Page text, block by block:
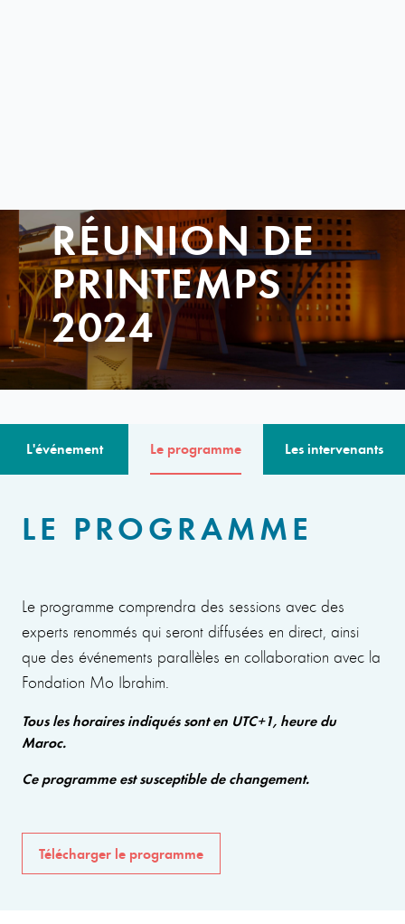
RÉUNION DE
PRINTEMPS
2024
L'événement Le programme Les intervenants
LE PROGRAMME
Le programme comprendra des sessions avec des
experts renommés qui seront diffusées en direct, ainsi
que des événements parallèles en collaboration avec la
Fondation Mo Ibrahim.
Tous les horaires indiqués sont en UTC+1, heure du
Maroc.
Ce programme est susceptible de changement.
Télécharger le programme